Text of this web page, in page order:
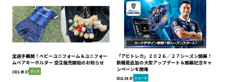
全選手展開！ベビーユニフォーム＆ユニフォー
ムベアキーホルダー 受注販売開始のお知らせ
2026.08.07 グッズ
「アビトレカ」２０２６／２７シーズン開幕！
新機能追加の大型アップデート＆開幕記念キャ
ンペーンを開催
2026.08.07 ニュース